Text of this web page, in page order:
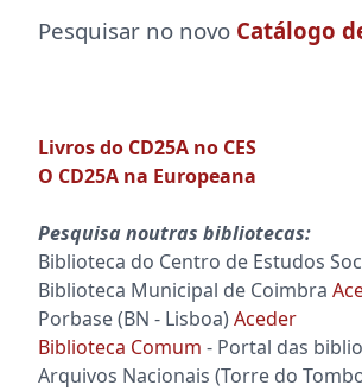
Pesquisar no novo Catálogo
Livros do CD25A no CES
O CD25A na Europeana
Pesquisa noutras bibliotecas:
Biblioteca do Centro de Estudos
Biblioteca Municipal de Coimbra
Porbase (BN - Lisboa)Aceder
Biblioteca Comum - Portal das
Arquivos Nacionais (Torre do